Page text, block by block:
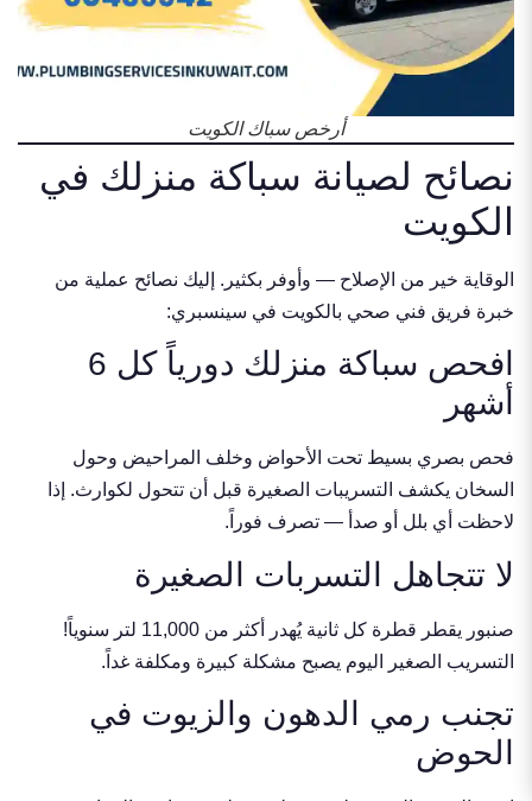
أرخص سباك الكويت
نصائح لصيانة سباكة منزلك في
الكويت
الوقاية خير من الإصلاح — وأوفر بكثير. إليك نصائح عملية من
خبرة فريق فني صحي بالكويت في سينسبري:
افحص سباكة منزلك دورياً كل 6
أشهر
فحص بصري بسيط تحت الأحواض وخلف المراحيض وحول
السخان يكشف التسريبات الصغيرة قبل أن تتحول لكوارث. إذا
لاحظت أي بلل أو صدأ — تصرف فوراً.
لا تتجاهل التسربات الصغيرة
صنبور يقطر قطرة كل ثانية يُهدر أكثر من 11,000 لتر سنوياً!
التسريب الصغير اليوم يصبح مشكلة كبيرة ومكلفة غداً.
تجنب رمي الدهون والزيوت في
الحوض